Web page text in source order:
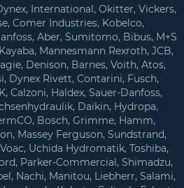
International, Okitter, Vickers,
Comer Industries, Kobelco,
Aber, Sumitomo, Bibus, M+S
Mannesmann Rexroth, JCB,
Denison, Barnes, Voith, Atos,
Dynex Rivett, Contarini, Fusch,
Calzoni, Haldex, Sauer-Danfoss,
Daikin, Hydropa,
Bosch, Grimme, Hamm,
Massey Ferguson, Sundstrand,
Uchida Hydromatik, Toshiba,
Parker-Commercial, Shimadzu,
Nachi, Manitou, Liebherr, Salami,